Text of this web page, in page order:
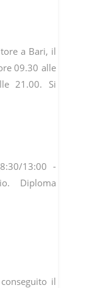
a Bari, il
09.30 alle
21.00. Si
13:00 -
Diploma
il